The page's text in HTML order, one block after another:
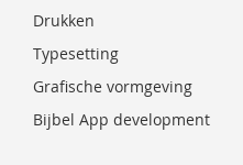
Drukken
Typesetting
Grafische vormgeving
Bijbel App development